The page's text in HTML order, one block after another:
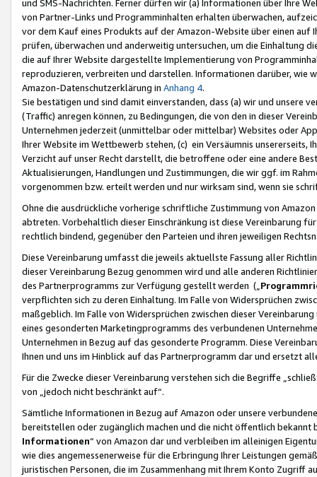
und SMS-Nachrichten. Ferner dürfen wir (a) Informationen über Ihre
von Partner-Links und Programminhalten erhalten überwachen,
vor dem Kauf eines Produkts auf der Amazon-Website über einen
prüfen, überwachen und anderweitig untersuchen, um die Einhaltung
die auf Ihrer Website dargestellte Implementierung von
reproduzieren, verbreiten und darstellen. Informationen darüber, wie
Amazon-Datenschutzerklärung in Anhang 4.
Sie bestätigen und sind damit einverstanden, dass (a) wir und
(Traffic) anregen können, zu Bedingungen, die von den in dieser
Unternehmen jederzeit (unmittelbar oder mittelbar) Websites oder
Ihrer Website im Wettbewerb stehen, (c) ein Versäumnis unsererseits,
Verzicht auf unser Recht darstellt, die betroffene oder eine andere
Aktualisierungen, Handlungen und Zustimmungen, die wir ggf. im
vorgenommen bzw. erteilt werden und nur wirksam sind, wenn sie
Ohne die ausdrückliche vorherige schriftliche Zustimmung von
abtreten. Vorbehaltlich dieser Einschränkung ist diese Vereinbarung
rechtlich bindend, gegenüber den Parteien und ihren jeweiligen
Diese Vereinbarung umfasst die jeweils aktuellste Fassung aller
dieser Vereinbarung Bezug genommen wird und alle anderen
des Partnerprogramms zur Verfügung gestellt werden („
verpflichten sich zu deren Einhaltung. Im Falle von Widersprüchen
maßgeblich. Im Falle von Widersprüchen zwischen dieser
eines gesonderten Marketingprogramms des verbundenen
Unternehmen in Bezug auf das gesonderte Programm. Diese
Ihnen und uns im Hinblick auf das Partnerprogramm dar und ersetzt
Für die Zwecke dieser Vereinbarung verstehen sich die Begriffe
von „jedoch nicht beschränkt auf“.
Sämtliche Informationen in Bezug auf Amazon oder unsere
bereitstellen oder zugänglich machen und die nicht öffentlich
Informationen“ von Amazon dar und verbleiben im alleinigen
wie dies angemessenerweise für die Erbringung Ihrer Leistungen
juristischen Personen, die im Zusammenhang mit Ihrem Konto